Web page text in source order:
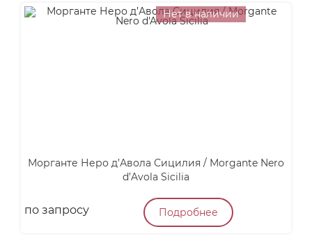
Нет в наличии
Морганте Неро д’Авола Сицилия / Morgante Nero
d’Avola Sicilia
по запросу Подробнее